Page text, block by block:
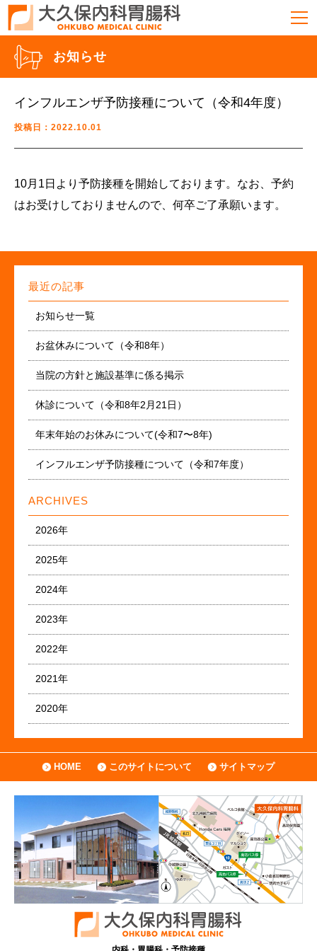
お知らせ
インフルエンザ予防接種について（令和4年度）
投稿日：2022.10.01
10月1日より予防接種を開始しております。なお、予約
はお受けしておりませんので、何卒ご了承願います。
最近の記事
お知らせ一覧
お盆休みについて（令和8年）
当院の方針と施設基準に係る掲示
休診について（令和8年2月21日）
年末年始のお休みについて(令和7〜8年)
インフルエンザ予防接種について（令和7年度）
ARCHIVES
2026年
2025年
2024年
2023年
2022年
2021年
2020年
HOME このサイトについて サイトマップ